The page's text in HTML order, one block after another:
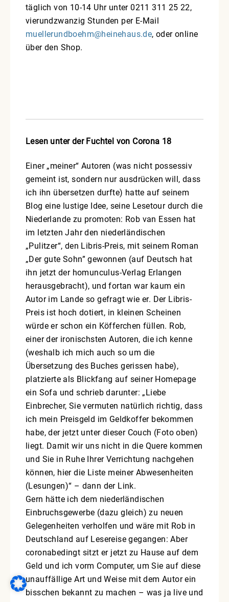
täglich von 10-14 Uhr unter 0211 311 25 22,
vierundzwanzig Stunden per E-Mail
muellerundboehm@heinehaus.de, oder online
über den Shop.
Lesen unter der Fuchtel von Corona 18
Einer „meiner“ Autoren (was nicht possessiv
gemeint ist, sondern nur ausdrücken will, dass
ich ihn übersetzen durfte) hatte auf seinem
Blog eine lustige Idee, seine Lesetour durch die
Niederlande zu promoten: Rob van Essen hat
im letzten Jahr den niederländischen
„Pulitzer“, den Libris-Preis, mit seinem Roman
„Der gute Sohn” gewonnen (auf Deutsch hat
ihn jetzt der homunculus-Verlag Erlangen
herausgebracht), und fortan war kaum ein
Autor im Lande so gefragt wie er. Der Libris-
Preis ist hoch dotiert, in kleinen Scheinen
würde er schon ein Köfferchen füllen. Rob,
einer der ironischsten Autoren, die ich kenne
(weshalb ich mich auch so um die
Übersetzung des Buches gerissen habe),
platzierte als Blickfang auf seiner Homepage
ein Sofa und schrieb darunter: „Liebe
Einbrecher, Sie vermuten natürlich richtig, dass
ich mein Preisgeld im Geldkoffer bekommen
habe, der jetzt unter dieser Couch (Foto oben)
liegt. Damit wir uns nicht in die Quere kommen
und Sie in Ruhe Ihrer Verrichtung nachgehen
können, hier die Liste meiner Abwesenheiten
(Lesungen)“ – dann der Link.
Gern hätte ich dem niederländischen
Einbruchsgewerbe (dazu gleich) zu neuen
Gelegenheiten verholfen und wäre mit Rob in
Deutschland auf Lesereise gegangen: Aber
coronabedingt sitzt er jetzt zu Hause auf dem
Geld und ich vorm Computer, um Sie auf diese
unauffällige Art und Weise mit dem Autor ein
bisschen bekannt zu machen – was ja live und